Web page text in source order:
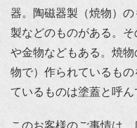
器。陶磁器製（焼物）
製などのものがある。
や金物などもある。焼
物で）作られているも
ているものは塗蓋と呼ん
このお客様のご事情は